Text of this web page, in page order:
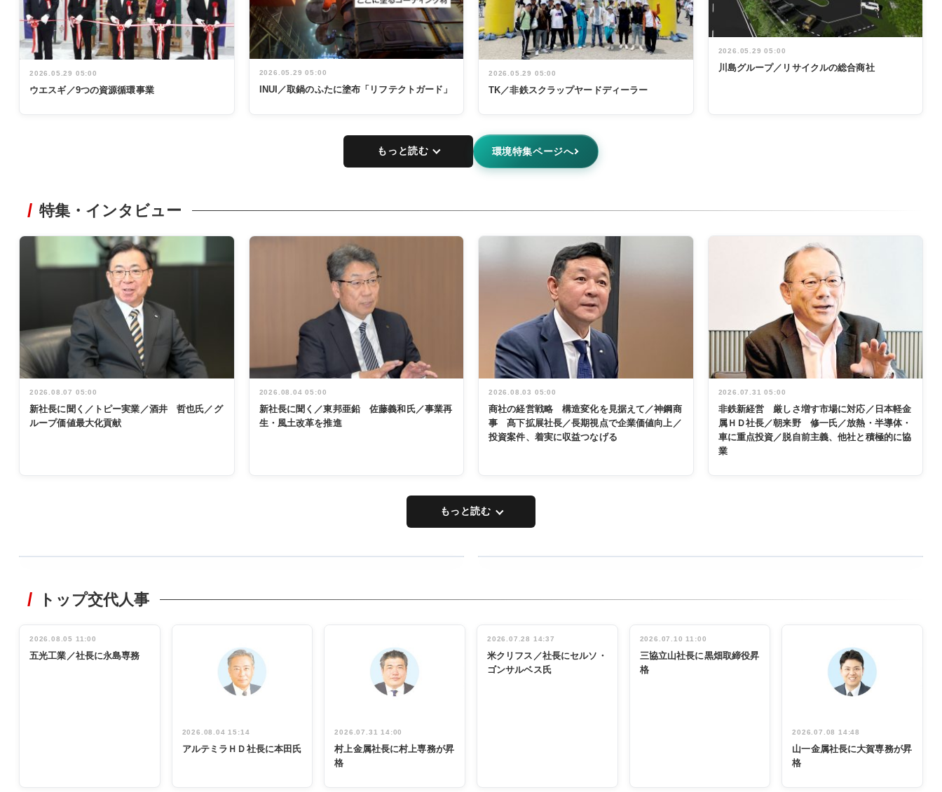
2026.05.29 05:00
ウエスギ／9つの資源循環事業
2026.05.29 05:00
INUI／取鍋のふたに塗布「リフテクトガード」
2026.05.29 05:00
TK／非鉄スクラップヤードディーラー
2026.05.29 05:00
川島グループ／リサイクルの総合商社
もっと読む 環境特集ページへ
特集・インタビュー
2026.08.07 05:00
新社長に聞く／トピー実業／酒井 哲也氏／グ
ループ価値最大化貢献
2026.08.04 05:00
新社長に聞く／東邦亜鉛 佐藤義和氏／事業再
生・風土改革を推進
2026.08.03 05:00
商社の経営戦略 構造変化を見据えて／神鋼商
事 髙下拡展社長／長期視点で企業価値向上／
投資案件、着実に収益つなげる
2026.07.31 05:00
非鉄新経営 厳しさ増す市場に対応／日本軽金
属ＨＤ社長／朝来野 修一氏／放熱・半導体・
車に重点投資／脱自前主義、他社と積極的に協
業
もっと読む
非鉄業界で
管理職編
インタビュ
ー／社内ア
INTERVIEW
念祝う 業界
関係者ら220
人出席
トップ交代人事
2026.08.05 11:00
五光工業／社長に永島専務
2026.08.04 15:14
アルテミラＨＤ社長に本田氏
2026.07.31 14:00
村上金属社長に村上専務が昇
格
2026.07.28 14:37
米クリフス／社長にセルソ・
ゴンサルベス氏
2026.07.10 11:00
三協立山社長に黒畑取締役昇
格
2026.07.08 14:48
山一金属社長に大賀専務が昇
格